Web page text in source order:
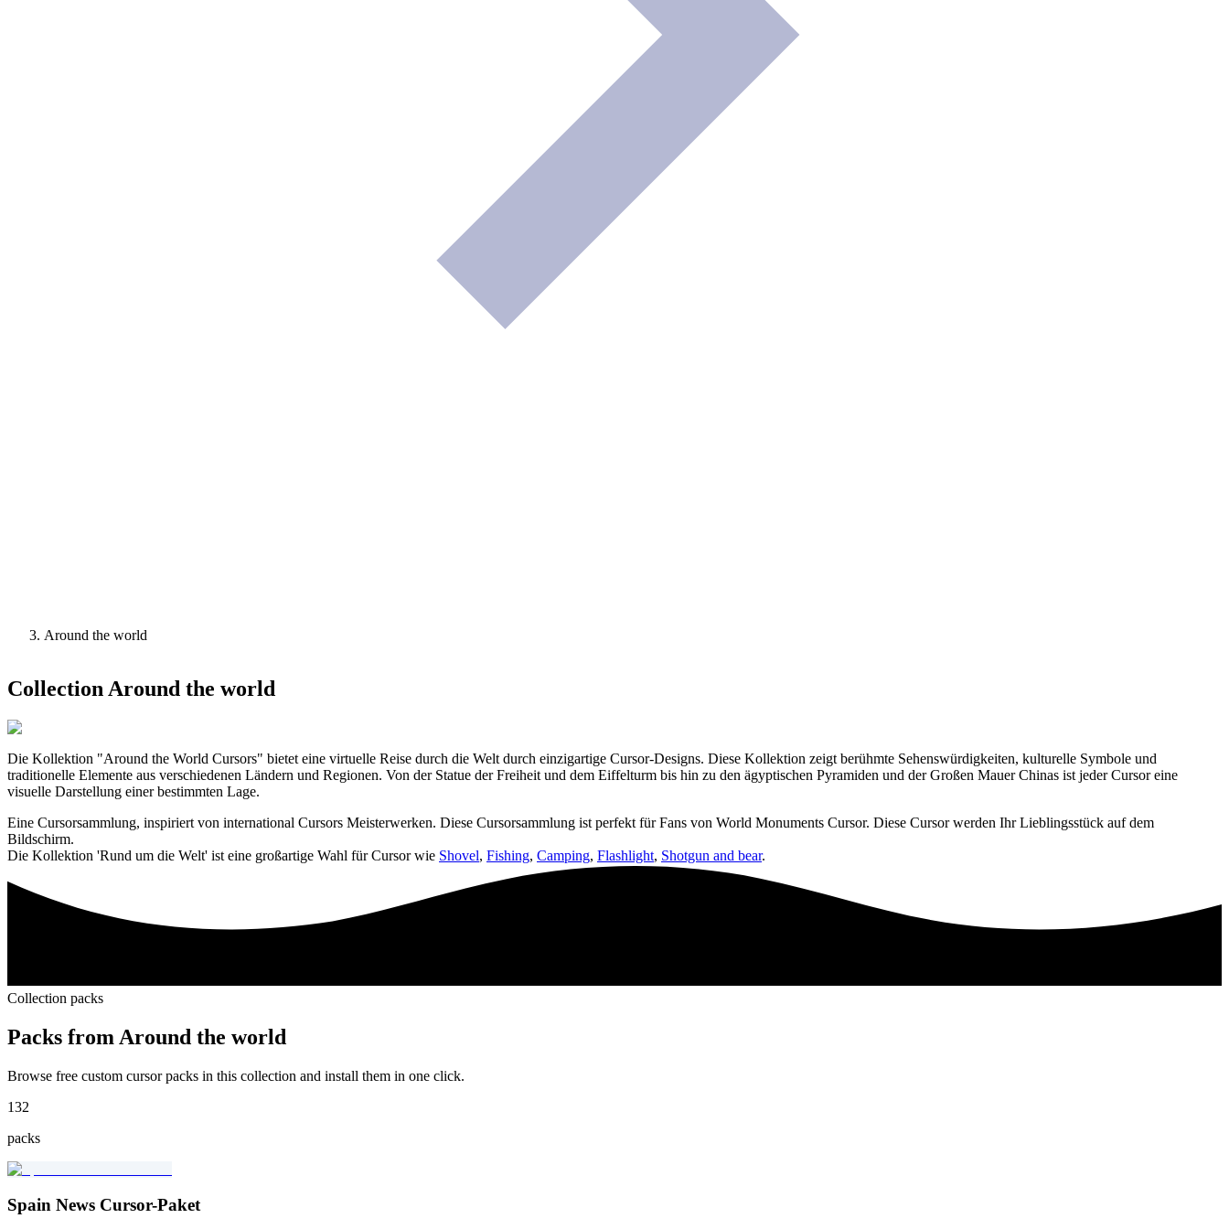
Around the world
CollectionAround the world
Die Kollektion "Around the World Cursors" bietet eine virtuelle Reise durch die Welt durch einzigartige Cursor-Designs. Diese Kollektion zeigt berühmte Sehenswürdigkeiten, kulturelle Symbole und
traditionelle Elemente aus verschiedenen Ländern und Regionen. Von der Statue der Freiheit und dem Eiffelturm bis hin zu den ägyptischen Pyramiden und der Großen Mauer Chinas ist jeder Cursor eine
visuelle Darstellung einer bestimmten Lage.
Eine Cursorsammlung, inspiriert von international Cursors Meisterwerken. Diese Cursorsammlung ist perfekt für Fans von World Monuments Cursor. Diese Cursor werden Ihr Lieblingsstück auf dem
Bildschirm.
Die Kollektion 'Rund um die Welt' ist eine großartige Wahl für Cursor wie Shovel, Fishing, Camping, Flashlight, Shotgun and bear.
Collection packs
Packs from Around the world
Browse free custom cursor packs in this collection and install them in one click.
132
packs
Spain News Cursor-Paket